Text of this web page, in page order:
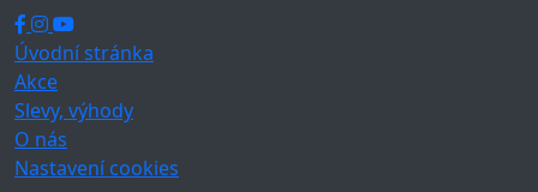
Úvodní stránka
Akce
Slevy, výhody
O nás
Nastavení cookies